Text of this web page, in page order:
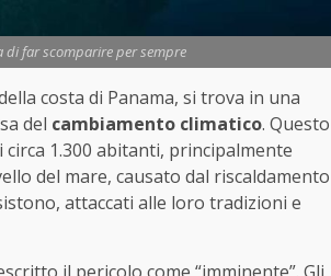
di far scomparire per sempre
costa di Panama, si trova in una
del cambiamento climatico. Questo
1.300 abitanti, principalmente
del mare, causato dal riscaldamento
attaccati alle loro tradizioni e